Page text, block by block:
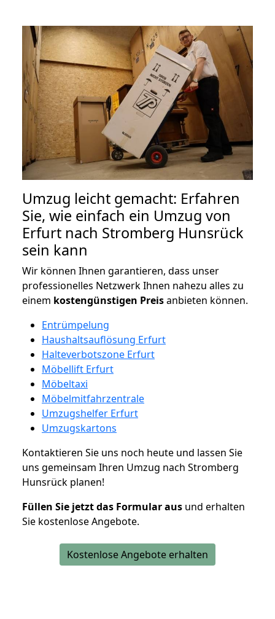
Umzug leicht gemacht: Erfahren
Sie, wie einfach ein Umzug von
Erfurt nach Stromberg Hunsrück
sein kann
Wir können Ihnen garantieren, dass unser
professionelles Netzwerk Ihnen nahezu alles zu
einem kostengünstigen Preisanbieten können.
Entrümpelung
Haushaltsauflösung Erfurt
Halteverbotszone Erfurt
Möbellift Erfurt
Möbeltaxi
Möbelmitfahrzentrale
Umzugshelfer Erfurt
Umzugskartons
Kontaktieren Sie uns noch heute und lassen Sie
uns gemeinsam Ihren Umzug nach Stromberg
Hunsrück planen!
Füllen Sie jetzt das Formular aus und erhalten
Sie kostenlose Angebote.
Kostenlose Angebote erhalten